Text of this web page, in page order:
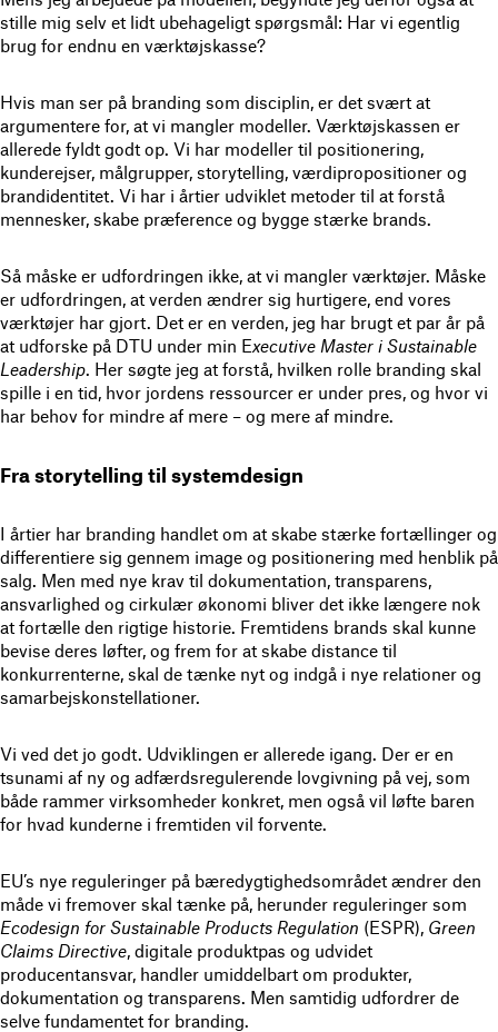
stille mig selv et lidt ubehageligt spørgsmål: Har vi egentlig
brug for endnu en værktøjskasse?
Hvis man ser på branding som disciplin, er det svært at
argumentere for, at vi mangler modeller. Værktøjskassen er
allerede fyldt godt op. Vi har modeller til positionering,
kunderejser, målgrupper, storytelling, værdipropositioner og
brandidentitet. Vi har i årtier udviklet metoder til at forstå
mennesker, skabe præference og bygge stærke brands.
Så måske er udfordringen ikke, at vi mangler værktøjer. Måske
er udfordringen, at verden ændrer sig hurtigere, end vores
værktøjer har gjort. Det er en verden, jeg har brugt et par år på
at udforske på DTU under min Executive Master i Sustainable
Leadership. Her søgte jeg at forstå, hvilken rolle branding skal
spille i en tid, hvor jordens ressourcer er under pres, og hvor vi
har behov for mindre af mere – og mere af mindre.
Fra storytelling til systemdesign
I årtier har branding handlet om at skabe stærke fortællinger og
differentiere sig gennem image og positionering med henblik på
salg. Men med nye krav til dokumentation, transparens,
ansvarlighed og cirkulær økonomi bliver det ikke længere nok
at fortælle den rigtige historie. Fremtidens brands skal kunne
bevise deres løfter, og frem for at skabe distance til
konkurrenterne, skal de tænke nyt og indgå i nye relationer og
samarbejskonstellationer.
Vi ved det jo godt. Udviklingen er allerede igang. Der er en
tsunami af ny og adfærdsregulerende lovgivning på vej, som
både rammer virksomheder konkret, men også vil løfte baren
for hvad kunderne i fremtiden vil forvente.
EU’s nye reguleringer på bæredygtighedsområdet ændrer den
måde vi fremover skal tænke på, herunder reguleringer som
Ecodesign for Sustainable Products Regulation (ESPR), Green
Claims Directive, digitale produktpas og udvidet
producentansvar, handler umiddelbart om produkter,
dokumentation og transparens. Men samtidig udfordrer de
selve fundamentet for branding.